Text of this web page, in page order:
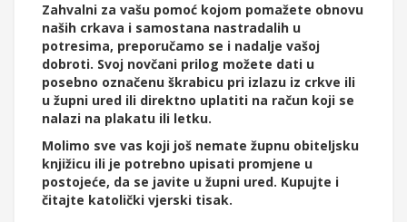
Zahvalni za vašu pomoć kojom pomažete obnovu
naših crkava i samostana nastradalih u
potresima, preporučamo se i nadalje vašoj
dobroti. Svoj novčani prilog možete dati u
posebno označenu škrabicu pri izlazu iz crkve ili
u župni ured ili direktno uplatiti na račun koji se
nalazi na plakatu ili letku.
Molimo sve vas koji još nemate župnu obiteljsku
knjižicu ili je potrebno upisati promjene u
postojeće, da se javite u župni ured. Kupujte i
čitajte katolički vjerski tisak.